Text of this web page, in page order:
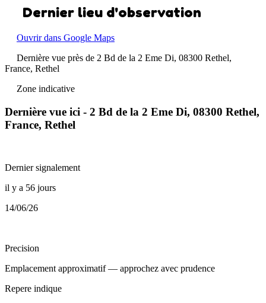
Dernier lieu d'observation
Ouvrir dans Google Maps
Dernière vue près de 2 Bd de la 2 Eme Di, 08300 Rethel,
France, Rethel
Zone indicative
Dernière vue ici - 2 Bd de la 2 Eme Di, 08300 Rethel,
France, Rethel
Dernier signalement
il y a 56 jours
14/06/26
Precision
Emplacement approximatif — approchez avec prudence
Repere indique